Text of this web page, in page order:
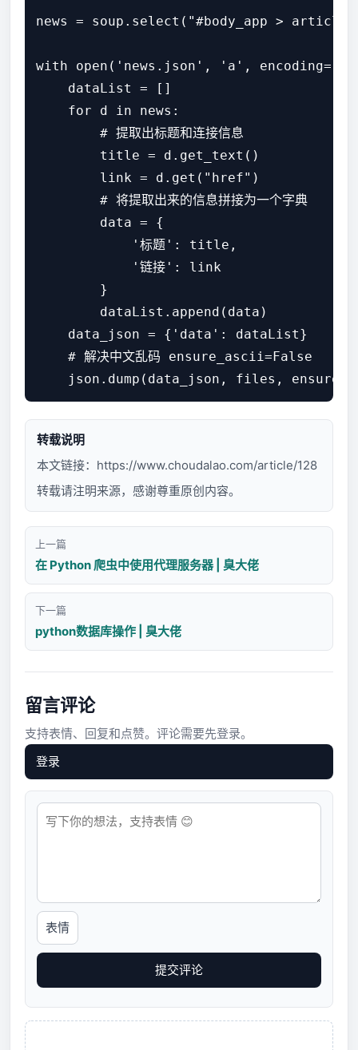
news = soup.select("#body_app >
with open('news.json', 'a',
    dataList = []
    for d in news:
        # 提取出标题和连接信息
        title = d.get_text()
        link = d.get("href")
        # 将提取出来的信息拼接为一个字典
        data = {
            '标题': title,
            '链接': link
        }
        dataList.append(data)
    data_json = {'data': dataList}
    # 解决中文乱码 ensure_ascii=False
转载说明
本文链接： https://www.choudalao.com/article/128
转载请注明来源，感谢尊重原创内容。
上一篇
在 Python 爬虫中使用代理服务器 | 臭大佬
下一篇
python数据库操作 | 臭大佬
留言评论
支持表情、回复和点赞。评论需要先登录。
登录
表情
提交评论